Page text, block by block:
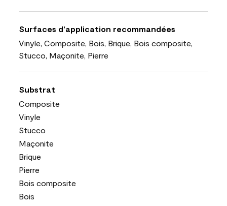
Surfaces d’application recommandées
Vinyle, Composite, Bois, Brique, Bois composite,
Stucco, Maçonite, Pierre
Substrat
Composite
Vinyle
Stucco
Maçonite
Brique
Pierre
Bois composite
Bois